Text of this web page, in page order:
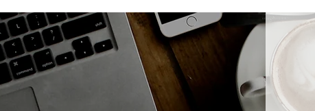
业高管） 外在形象与客户“同一层
是严肃的 不仅仅是个人形象： 办
练有素 接待客户有礼、有序 沟通
的客户的眼里。 所以即便你现在
能，打造“像顶尖顾问一样”的形象
第一件事! 所有顶尖顾问，都是从